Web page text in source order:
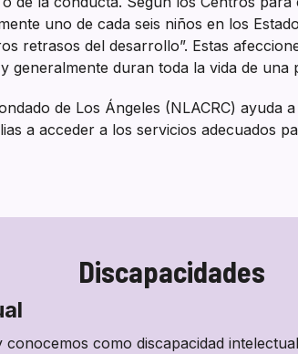
uno de cada seis niños en los
retrasos del desarrollo”. Estas
generalmente duran toda la vida de una
de Los Ángeles (NLACRC) ayuda
a acceder a los servicios adecuados
Discapacidades
como discapacidad